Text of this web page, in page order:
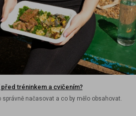
tréninkem a cvičením?
načasovat a co by mělo obsahovat.